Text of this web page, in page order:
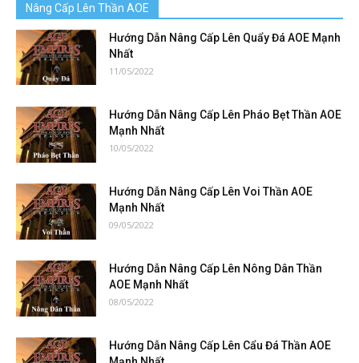
Nâng Cấp Lên Thần AOE
Hướng Dẫn Nâng Cấp Lên Quẩy Đá AOE Mạnh
Nhất
11/05/2022
Hướng Dẫn Nâng Cấp Lên Pháo Bẹt Thần AOE
Mạnh Nhất
10/05/2022
Hướng Dẫn Nâng Cấp Lên Voi Thần AOE
Mạnh Nhất
09/05/2022
Hướng Dẫn Nâng Cấp Lên Nông Dân Thần
AOE Mạnh Nhất
08/05/2022
Hướng Dẫn Nâng Cấp Lên Cẩu Đá Thần AOE